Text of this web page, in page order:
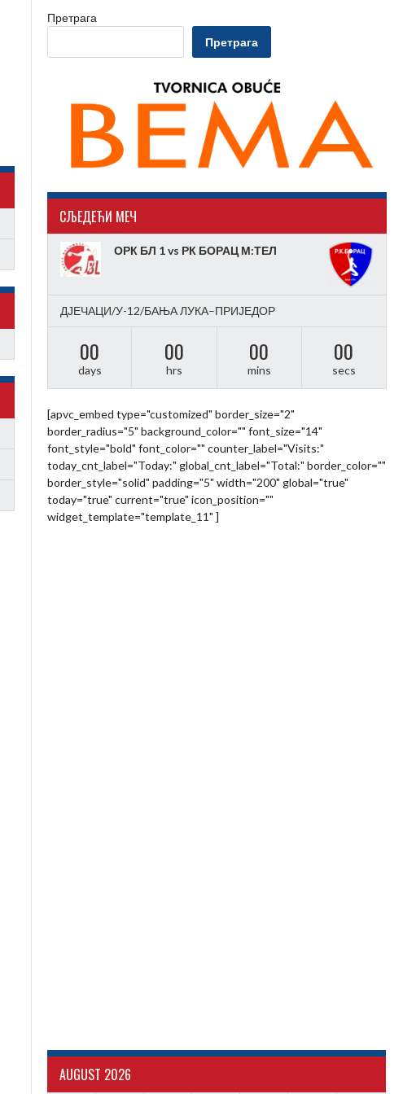
Претрага
Претрага
CЉЕДЕЋИ МЕЧ
ОРК БЛ 1 vs РК БОРАЦ М:ТЕЛ
ДЈЕЧАЦИ/У-12/БАЊА ЛУКА–ПРИЈЕДОР
00
days
00
hrs
00
mins
00
secs
[apvc_embed type="customized" border_size="2"
border_radius="5" background_color="" font_size="14"
font_style="bold" font_color="" counter_label="Visits:"
today_cnt_label="Today:" global_cnt_label="Total:" border_color=""
border_style="solid" padding="5" width="200" global="true"
today="true" current="true" icon_position=""
widget_template="template_11" ]
AUGUST 2026